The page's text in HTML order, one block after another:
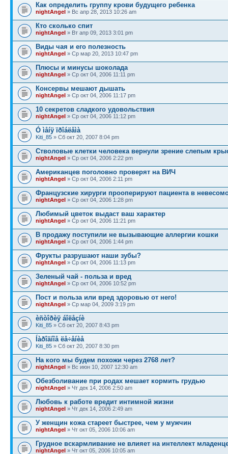
Как определить группу крови будущего ребенка
nightAngel » Вс апр 28, 2013 10:26 am
Кто сколько спит
nightAngel » Вт апр 09, 2013 3:01 pm
Виды чая и его полезность
nightAngel » Ср мар 20, 2013 10:47 pm
Плюсы и минусы шоколада
nightAngel » Ср окт 04, 2006 11:11 pm
Консервы мешают дышать
nightAngel » Ср окт 04, 2006 11:17 pm
10 секретов сладкого удовольствия
nightAngel » Ср окт 04, 2006 11:12 pm
Ó ìåíÿ ïðîáëåìà
Kiti_85 » Сб окт 20, 2007 8:04 pm
Стволовые клетки человека вернули зрение слепым
nightAngel » Ср окт 04, 2006 2:22 pm
Американцев поголовно проверят на ВИЧ
nightAngel » Ср окт 04, 2006 2:11 pm
Французские хирурги прооперируют пациента в
nightAngel » Ср окт 04, 2006 1:28 pm
Любимый цветок выдаст ваш характер
nightAngel » Ср окт 04, 2006 11:21 pm
В продажу поступили не вызывающие аллергии кошки
nightAngel » Ср окт 04, 2006 1:44 pm
Фрукты разрушают наши зубы?
nightAngel » Ср окт 04, 2006 11:13 pm
Зеленый чай - польза и вред
nightAngel » Ср окт 04, 2006 10:52 pm
Пост и польза или вред здоровью от него!
nightAngel » Ср мар 04, 2009 3:19 pm
èñòîðèÿ áîëåçíè
Kiti_85 » Сб окт 20, 2007 8:43 pm
Íàðîäíîå ëå÷åíèå
Kiti_85 » Сб окт 20, 2007 8:30 pm
На кого мы будем похожи через 2768 лет?
nightAngel » Вс июн 10, 2007 12:30 am
Обезболивание при родах мешает кормить грудью
nightAngel » Чт дек 14, 2006 2:50 am
Любовь к работе вредит интимной жизни
nightAngel » Чт дек 14, 2006 2:49 am
У женщин кожа стареет быстрее, чем у мужчин
nightAngel » Чт окт 05, 2006 10:06 am
Грудное вскармливание не влияет на интеллект
nightAngel » Чт окт 05, 2006 10:05 am